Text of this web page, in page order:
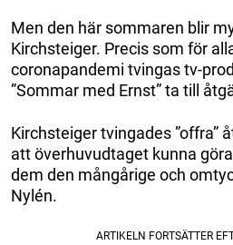
Men den här sommaren blir
Kirchsteiger. Precis som för
coronapandemi tvingas tv-
”Sommar med Ernst” ta till
Kirchsteiger tvingades ”offra”
att överhuvudtaget kunna
dem den mångårige och
Nylén.